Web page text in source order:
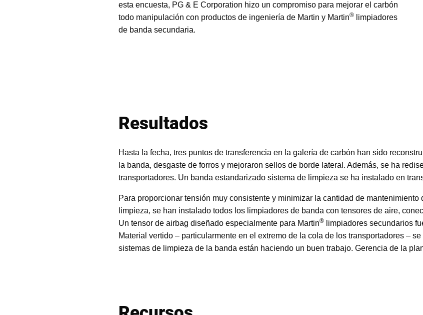
esta encuesta, PG & E Corporation hizo un compromiso para mejorar el carbón
todo manipulación con productos de ingeniería de Martin y Martin®
limpiadores
de banda secundaria.
Resultados
Hasta la fecha, tres puntos de transferencia en la galería de carbón han sido
la banda, desgaste de forros y mejoraron sellos de borde lateral. Además, se ha
transportadores. Un banda estandarizado sistema de limpieza se ha instalado en
Para proporcionar tensión muy consistente y minimizar la cantidad de
limpieza, se han instalado todos los limpiadores de banda con tensores de aire,
Un tensor de airbag diseñado especialmente para Martin®
limpiadores secundarios
Material vertido – particularmente en el extremo de la cola de los transportadores –
sistemas de limpieza de la banda están haciendo un buen trabajo. Gerencia de la